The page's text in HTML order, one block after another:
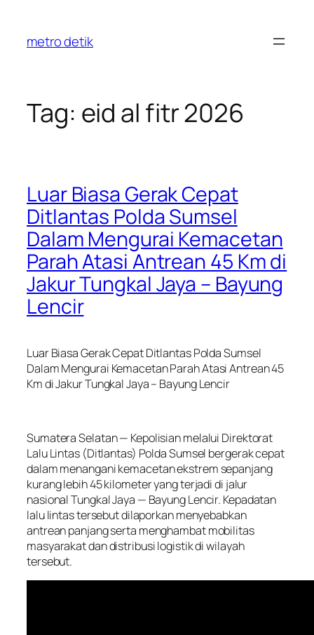
content
metro detik
Tag: eid al fitr 2026
Luar Biasa Gerak Cepat
Ditlantas Polda Sumsel
Dalam Mengurai Kemacetan
Parah Atasi Antrean 45 Km di
Jakur Tungkal Jaya – Bayung
Lencir
Luar Biasa Gerak Cepat Ditlantas Polda Sumsel
Dalam Mengurai Kemacetan Parah Atasi Antrean 45
Km di Jakur Tungkal Jaya – Bayung Lencir
Sumatera Selatan — Kepolisian melalui Direktorat
Lalu Lintas (Ditlantas) Polda Sumsel bergerak cepat
dalam menangani kemacetan ekstrem sepanjang
kurang lebih 45 kilometer yang terjadi di jalur
nasional Tungkal Jaya — Bayung Lencir. Kepadatan
lalu lintas tersebut dilaporkan menyebabkan
antrean panjang serta menghambat mobilitas
masyarakat dan distribusi logistik di wilayah
tersebut.